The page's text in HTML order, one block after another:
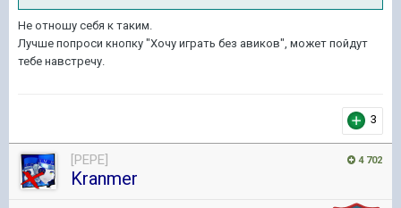
Не отношу себя к таким.
Лучше попроси кнопку "Хочу играть без авиков", может пойдут
тебе навстречу.
3
4 702
[PEPE]
Kranmer